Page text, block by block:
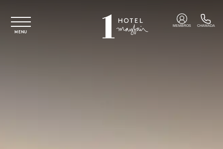
MENU
MEMBROS CHAMADA